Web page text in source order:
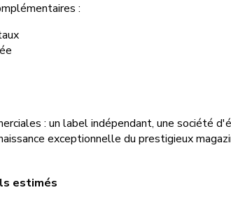
:
: un label indépendant, une société
exceptionnelle du prestigieux
estimés